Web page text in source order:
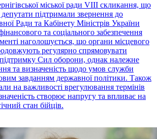
міської ради VIII скликання, що
депутати підтримали звернення до
Ради та Кабінету Міністрів України
та соціального забезпечення
наголошується, що органи місцевого
регулярно спрямовувати
Сил оборони, однак належне
та визначеність щодо умов служби
завданням державної політики. Також
на важливості врегулювання термінів
створює напругу та впливає на
стан бійців.